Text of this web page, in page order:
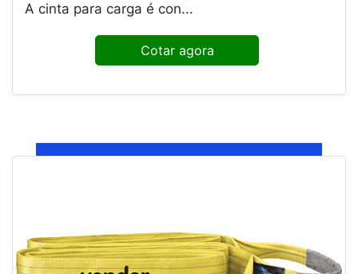
A cinta para carga é con...
Cotar agora